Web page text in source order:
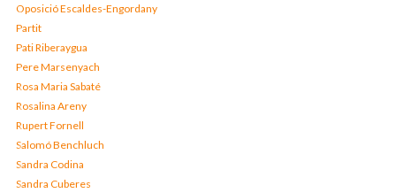
Oposició Escaldes-Engordany
Partit
Pati Riberaygua
Pere Marsenyach
Rosa Maria Sabaté
Rosalina Areny
Rupert Fornell
Salomó Benchluch
Sandra Codina
Sandra Cuberes